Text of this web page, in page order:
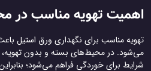
اهمیت تهویه مناسب در
تهویه مناسب برای نگهداری ورق استیل
می‌شود. در محیط‌های بسته و بدون تهویه،
شرایط برای خوردگی فراهم می‌شود؛